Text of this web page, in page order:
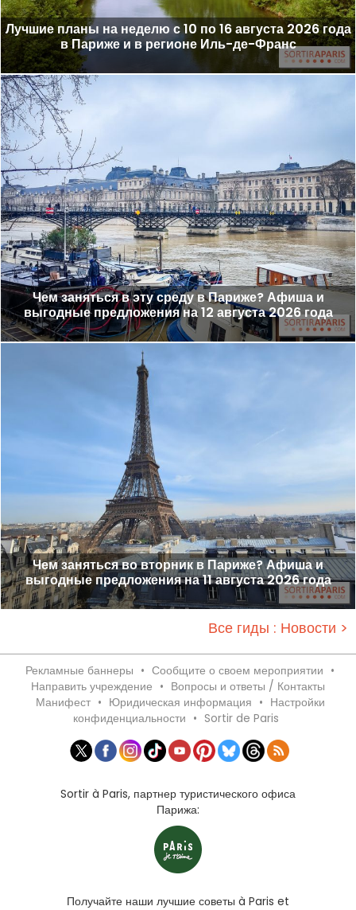
Лучшие планы на неделю с 10 по 16 августа 2026 года
в Париже и в регионе Иль-де-Франс
Чем заняться в эту среду в Париже? Афиша и
выгодные предложения на 12 августа 2026 года
Чем заняться во вторник в Париже? Афиша и
выгодные предложения на 11 августа 2026 года
Все гиды : Новости >
Рекламные баннеры • Сообщите о своем мероприятии •
Направить учреждение • Вопросы и ответы / Контакты
Манифест • Юридическая информация • Настройки
конфиденциальности • Sortir de Paris
Sortir à Paris, партнер туристического офиса
Парижа:
Получайте наши лучшие советы à Paris et